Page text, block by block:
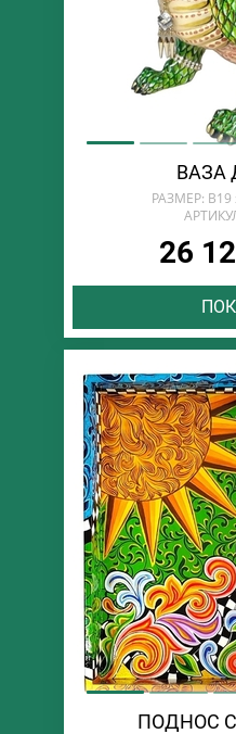
ВАЗА
РАЗМЕР:
26
ПОДНОС